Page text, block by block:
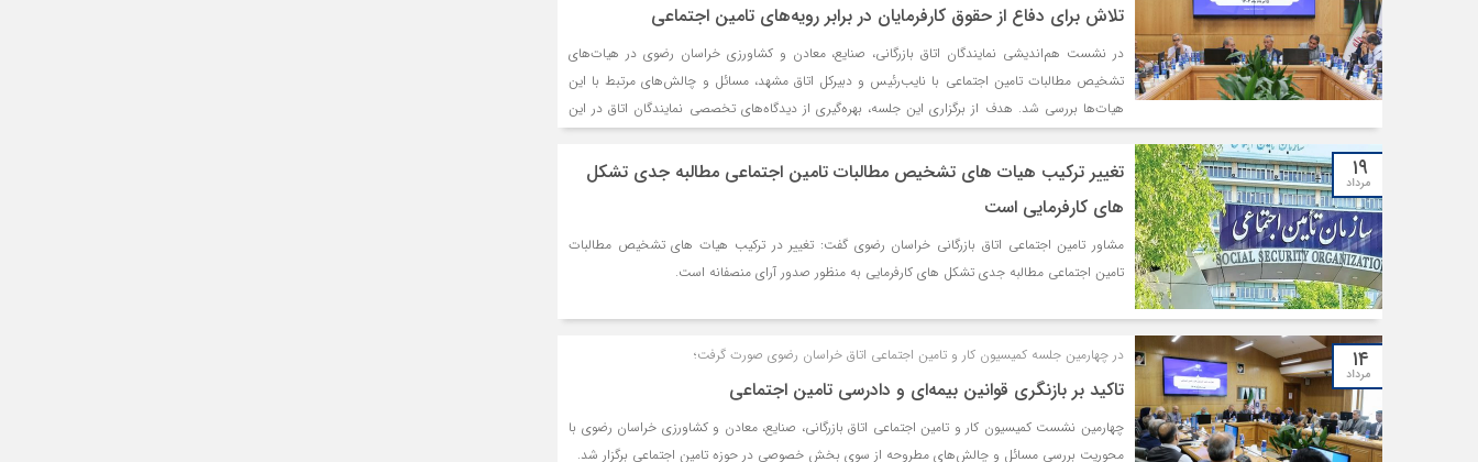
تلاش برای دفاع از حقوق کارفرمایان در برابر رویه‌های تامین اجتماعی
در نشست هم‌اندیشی نمایندگان اتاق بازرگانی، صنایع، معادن و کشاورزی خراسان رضوی در هیات‌های
تشخیص مطالبات تامین اجتماعی با نایب‌رئیس و دبیرکل اتاق مشهد، مسائل و چالش‌های مرتبط با این
هیات‌ها بررسی شد. هدف از برگزاری این جلسه، بهره‌گیری از دیدگاه‌های تخصصی نمایندگان اتاق در این
هیات‌ها و ایجاد وحدت رویه در دفاع از حقوق کارفرمایان بود.
۱۹
مرداد
تغییر ترکیب هیات های تشخیص مطالبات تامین اجتماعی مطالبه جدی تشکل
های کارفرمایی است
مشاور تامین اجتماعی اتاق بازرگانی خراسان رضوی گفت: تغییر در ترکیب هیات های تشخیص مطالبات
تامین اجتماعی مطالبه جدی تشکل های کارفرمایی به منظور صدور آرای منصفانه است.
۱۴
مرداد
در چهارمین جلسه کمیسیون کار و تامین اجتماعی اتاق خراسان رضوی صورت گرفت؛
تاکید بر بازنگری قوانین بیمه‌ای و دادرسی تامین اجتماعی
چهارمین نشست کمیسیون کار و تامین اجتماعی اتاق بازرگانی، صنایع، معادن و کشاورزی خراسان رضوی با
محوریت بررسی مسائل و چالش‌های مطروحه از سوی بخش خصوصی در حوزه تامین اجتماعی برگزار شد.